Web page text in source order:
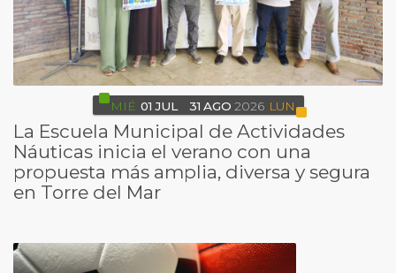
MIÉ 01 JUL 31 AGO 2026 LUN
La Escuela Municipal de Actividades
Náuticas inicia el verano con una
propuesta más amplia, diversa y segura
en Torre del Mar